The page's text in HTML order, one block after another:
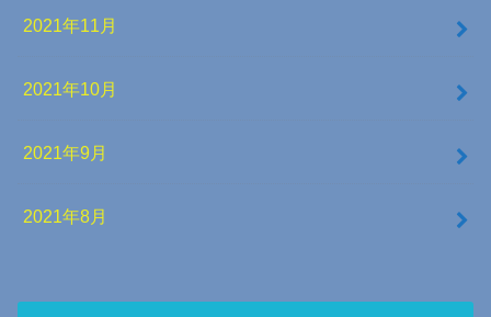
2021年11月
2021年10月
2021年9月
2021年8月